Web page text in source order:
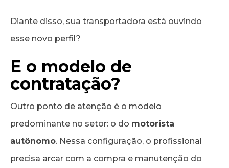
Diante disso, sua transportadora está ouvindo
esse novo perfil?
E o modelo de
contratação?
Outro ponto de atenção é o modelo
predominante no setor: o do motorista
autônomo. Nessa configuração, o profissional
precisa arcar com a compra e manutenção do